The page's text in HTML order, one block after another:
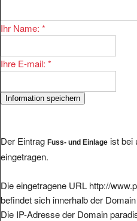
Ihr Name: *
Ihre E-mail: *
Der Eintrag Fuss- und Einlage ist bei
eingetragen.
Die eingetragene URL http://
befindet sich innerhalb der
Die IP-Adresse der Domain